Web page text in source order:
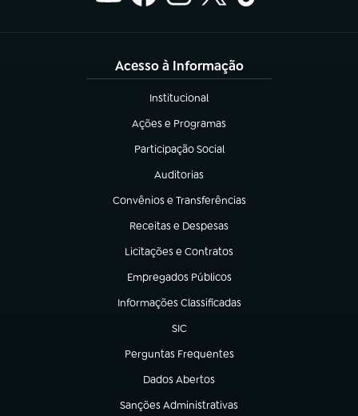
Acesso à Informação
Institucional
(abre em nova aba)
Ações e Programas
(abre em nova aba)
Participação Social
(abre em nova aba)
Auditorias
(abre em nova aba)
Convênios e Transferências
(abre em nova aba)
Receitas e Despesas
(abre em nova aba)
Licitações e Contratos
(abre em nova aba)
Empregados Públicos
(abre em nova aba)
Informações Classificadas
(abre em nova aba)
SIC
(abre em nova aba)
Perguntas Frequentes
(abre em nova aba)
Dados Abertos
(abre em nova aba)
Sanções Administrativas
(abre em nova aba)